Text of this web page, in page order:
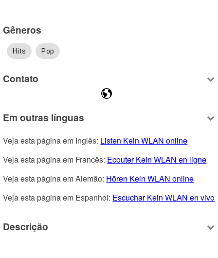
Gêneros
Hits Pop
Contato
Em outras línguas
Veja esta página em Inglês: Listen Kein WLAN online
Veja esta página em Francês: Ecouter Kein WLAN en ligne
Veja esta página em Alemão: Hören Kein WLAN online
Veja esta página em Espanhol: Escuchar Kein WLAN en vivo
Descrição